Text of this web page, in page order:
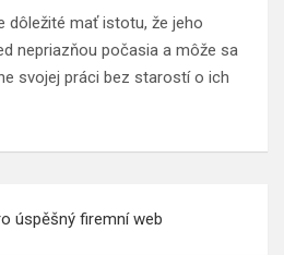
dôležité mať istotu, že jeho
nepriazňou počasia a môže sa
svojej práci bez starostí o ich
úspěšný firemní web